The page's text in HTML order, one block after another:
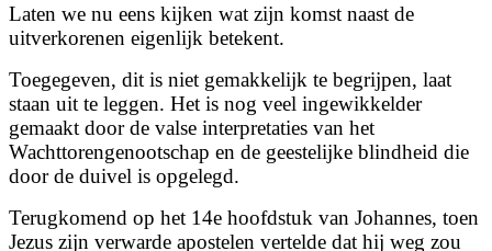
Laten we nu eens kijken wat zijn komst naast de
uitverkorenen eigenlijk betekent.
Toegegeven, dit is niet gemakkelijk te begrijpen, laat
staan uit te leggen. Het is nog veel ingewikkelder
gemaakt door de valse interpretaties van het
Wachttorengenootschap en de geestelijke blindheid die
door de duivel is opgelegd.
Terugkomend op het 14e hoofdstuk van Johannes, toen
Jezus zijn verwarde apostelen vertelde dat hij weg zou